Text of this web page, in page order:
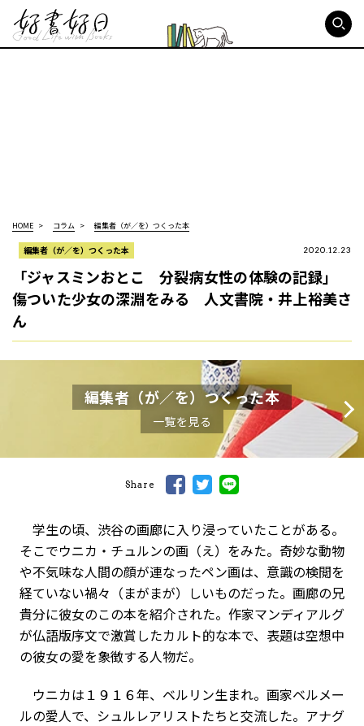
HOME コラム 編集者（が／を）つくった本
編集者（が／を）つくった本 2020.12.23
「ジャスミンおとこ 分裂病女性の体験の記録」
傷ついた少女の深淵をみる 人文書院・井上裕美さ
ん
編集者（が／を）つくった本
一覧を見る
Share
学生の頃、渋谷の画廊に入り浸っていたことがある。
そこでウニカ・チュルンの画（え）をみた。奇妙な動物
や不気味な人間の顔が連なったペン画は、意識の検閲を
経ていない禍々（まがまが）しいものだった。画廊の兄
貴分に彼女のこの本を紹介された。作家マンディアルグ
が仏語版序文で激賞したカルト的な本で、表題は空想中
の彼女の愛を象徴する人物だ。
ウニカは１９１６年、ベルリン生まれ。画家ベルメー
ルの愛人で、シュルレアリストたちと交流した。アナグ